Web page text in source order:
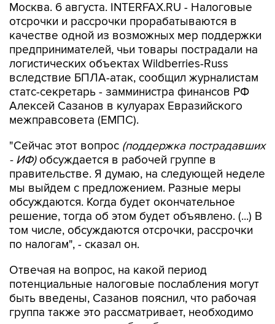
Москва. 6 августа. INTERFAX.RU - Налоговые
отсрочки и рассрочки прорабатываются в
качестве одной из возможных мер поддержки
предпринимателей, чьи товары пострадали на
логистических объектах Wildberries-Russ
вследствие БПЛА-атак, сообщил журналистам
статс-секретарь - замминистра финансов РФ
Алексей Сазанов в кулуарах Евразийского
межправсовета (ЕМПС).
"Сейчас этот вопрос (поддержка пострадавших
- ИФ)обсуждается в рабочей группе в
правительстве. Я думаю, на следующей неделе
мы выйдем с предложением. Разные меры
обсуждаются. Когда будет окончательное
решение, тогда об этом будет объявлено. (...) В
том числе, обсуждаются отсрочки, рассрочки
по налогам", - сказал он.
Отвечая на вопрос, на какой период
потенциальные налоговые послабления могут
быть введены, Сазанов пояснил, что рабочая
группа также это рассматривает, необходимо